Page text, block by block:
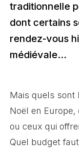
traditionnelle
dont certains
rendez-vous
médiévale…
Mais quels sont
Noël en Europe,
ou ceux qui
Quel budget